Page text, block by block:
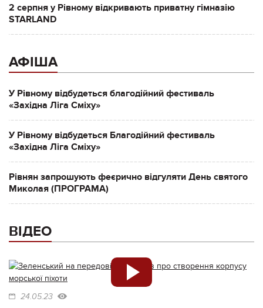
2 серпня у Рівному відкривають приватну гімназію
STARLAND
АФІША
У Рівному відбудеться благодійний фестиваль
«Західна Ліга Сміху»
У Рівному відбудеться Благодійний фестиваль
«Західна Ліга Сміху»
Рівнян запрошують феєрично відгуляти День святого
Миколая (ПРОГРАМА)
ВІДЕО
24.05.23